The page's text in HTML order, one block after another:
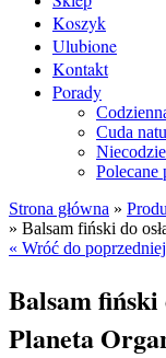
Koszyk
Ulubione
Kontakt
Porady
Cuda
Polecane
Strona główna »
» Balsam fiński do
« Wróć do
Balsam fiński
Planeta